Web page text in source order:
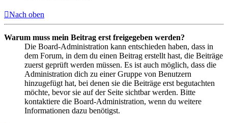
Nach oben
Warum muss mein Beitrag erst freigegeben werden?
Die Board-Administration kann entschieden haben, dass in
dem Forum, in dem du einen Beitrag erstellt hast, die Beiträge
zuerst geprüft werden müssen. Es ist auch möglich, dass die
Administration dich zu einer Gruppe von Benutzern
hinzugefügt hat, bei denen sie die Beiträge erst begutachten
möchte, bevor sie auf der Seite sichtbar werden. Bitte
kontaktiere die Board-Administration, wenn du weitere
Informationen dazu benötigst.